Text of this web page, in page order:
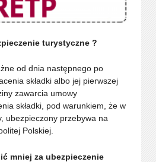
turystyczne ?
od dnia następnego po
składki albo jej pierwszej
zawarcia umowy
składki, pod warunkiem, że w
ubezpieczony przebywa na
Polskiej.
mniej za ubezpieczenie